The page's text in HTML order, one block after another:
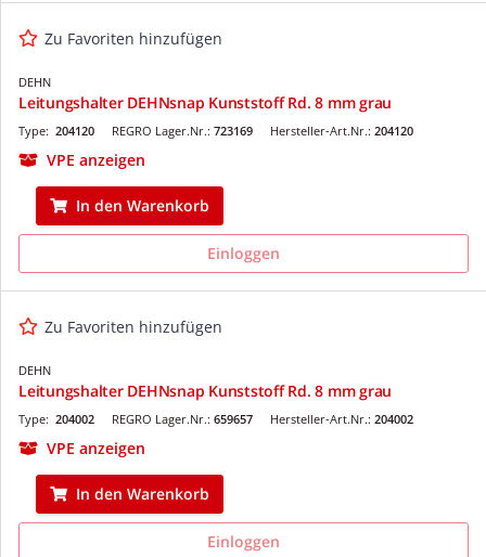
Zu Favoriten hinzufügen
DEHN
Leitungshalter DEHNsnap Kunststoff Rd. 8 mm grau
REGRO Lager.Nr.: 723169
Type: 204120 Hersteller-Art.Nr.: 204120
VPE anzeigen
In den Warenkorb
Einloggen
Zu Favoriten hinzufügen
DEHN
Leitungshalter DEHNsnap Kunststoff Rd. 8 mm grau
REGRO Lager.Nr.: 659657
Type: 204002 Hersteller-Art.Nr.: 204002
VPE anzeigen
In den Warenkorb
Einloggen